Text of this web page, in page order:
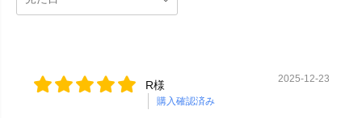
R様
購入確認済み
2025-12-23